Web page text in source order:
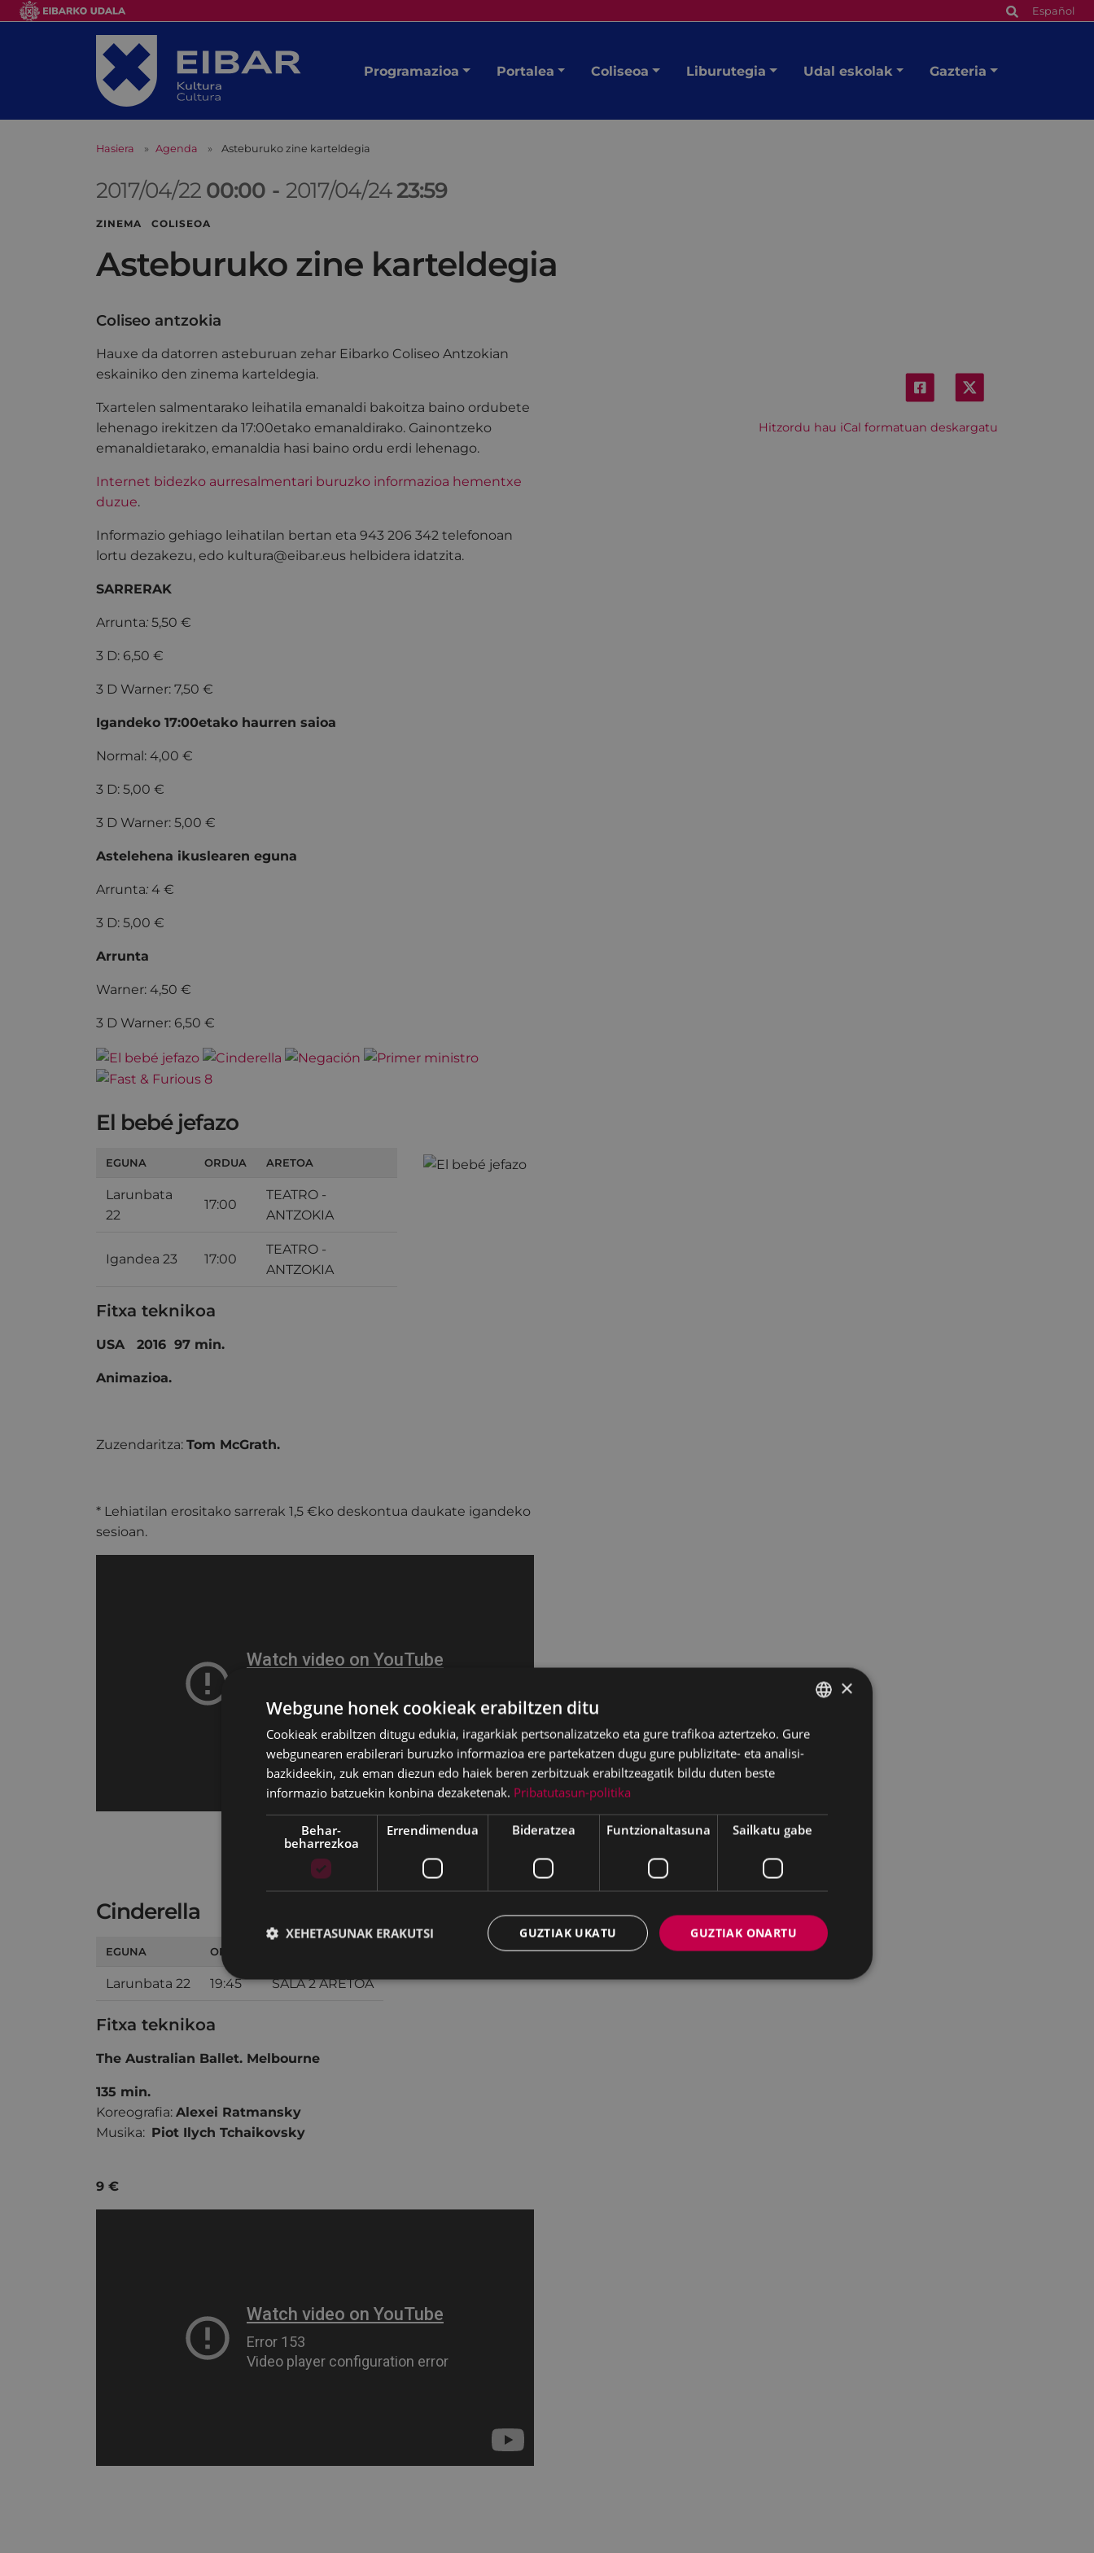
Español
Programazioa Portalea Coliseoa Liburutegia Udal eskolak Gazteria
Hasiera Agenda Asteburuko zine karteldegia
2017/04/22 00:00 - 2017/04/2423:59
ZINEMA COLISEOA
Asteburuko zine karteldegia
Coliseo antzokia
Hitzordu hau iCal formatuan deskargatu
Hauxe da datorren asteburuan zehar Eibarko Coliseo Antzokian
eskainiko den zinema karteldegia.
Txartelen salmentarako leihatila emanaldi bakoitza baino ordubete
lehenago irekitzen da 17:00etako emanaldirako. Gainontzeko
emanaldietarako, emanaldia hasi baino ordu erdi lehenago.
Internet bidezko aurresalmentari buruzko informazioa hementxe
duzue.
Informazio gehiago leihatilan bertan eta 943 206 342 telefonoan
lortu dezakezu, edo kultura@eibar.eus helbidera idatzita.
SARRERAK
Arrunta: 5,50 €
3 D: 6,50 €
3 D Warner: 7,50 €
Igandeko 17:00etako haurren saioa
Normal: 4,00 €
3 D: 5,00 €
3 D Warner: 5,00 €
Astelehena ikuslearen eguna
Arrunta: 4 €
3 D: 5,00 €
Arrunta
Warner: 4,50 €
3 D Warner: 6,50 €
El bebé jefazo
EGUNA ORDUA ARETOA
Larunbata
22
17:00
TEATRO -
ANTZOKIA
Igandea 23 17:00
TEATRO -
ANTZOKIA
Fitxa teknikoa
USA 2016 97 min.
Animazioa.
Zuzendaritza: Tom McGrath.
* Lehiatilan erositako sarrerak 1,5 €ko deskontua daukate igandeko
sesioan.
Cinderella
EGUNA ORDUA
Larunbata 22 19:45 SALA 2 ARETOA
Fitxa teknikoa
The Australian Ballet. Melbourne
135 min.
Koreografia: Alexei Ratmansky
Musika: Piot Ilych Tchaikovsky
9 €
BASQUE
SPANISH
×
Webgune honek cookieak erabiltzen ditu
Cookieak erabiltzen ditugu edukia, iragarkiak pertsonalizatzeko eta gure trafikoa aztertzeko. Gure
webgunearen erabilerari buruzko informazioa ere partekatzen dugu gure publizitate- eta analisi-
bazkideekin, zuk eman diezun edo haiek beren zerbitzuak erabiltzeagatik bildu duten beste
informazio batzuekin konbina dezaketenak. Pribatutasun-politika
Behar-
beharrezkoa
Errendimendua Bideratzea Funtzionaltasuna Sailkatu gabe
GUZTIAK ONARTU
GUZTIAK UKATU
XEHETASUNAK ERAKUTSI